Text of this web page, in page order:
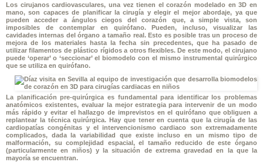
Los cirujanos cardiovasculares, una vez tienen el corazón modelado en 3D en
mano, son capaces de planificar la cirugía y elegir el mejor abordaje, ya que
pueden acceder a ángulos ciegos del corazón que, a simple vista, son
imposibles de contemplar en quirófano. Pueden, incluso, visualizar las
cavidades internas del órgano a tamaño real. Esto es posible tras un proceso de
mejora de los materiales hasta la fecha sin precedentes, que ha pasado de
utilizar filamentos de plástico rígidos a otros flexibles. De este modo, el cirujano
puede ‘operar’ o ‘seccionar’ el biomodelo con el mismo instrumental quirúrgico
que se utiliza en quirófano.
La planificación pre-quirúrgica es fundamental para identificar los problemas
anatómicos existentes, evaluar la mejor estrategia para intervenir de un modo
más rápido y evitar el hallazgo de imprevistos en el quirófano que obliguen a
replantear la técnica quirúrgica. Hay que tener en cuenta que la cirugía de las
cardiopatías congénitas y el intervencionismo cardiaco son extremadamente
complicados, dada la variabilidad que existe incluso en un mismo tipo de
malformación, su complejidad espacial, el tamaño reducido de este órgano
(particularmente en niños) y la situación de extrema gravedad en la que la
mayoría se encuentran.